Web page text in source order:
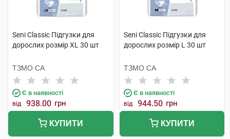
Seni Classic Підгузки для
дорослих розмір XL 30 шт
ТЗМО СА
Є в наявності
від 938.00 грн
КУПИТИ
Seni Classic Підгузки для
дорослих розмір L 30 шт
ТЗМО СА
Є в наявності
від 944.50 грн
КУПИТИ